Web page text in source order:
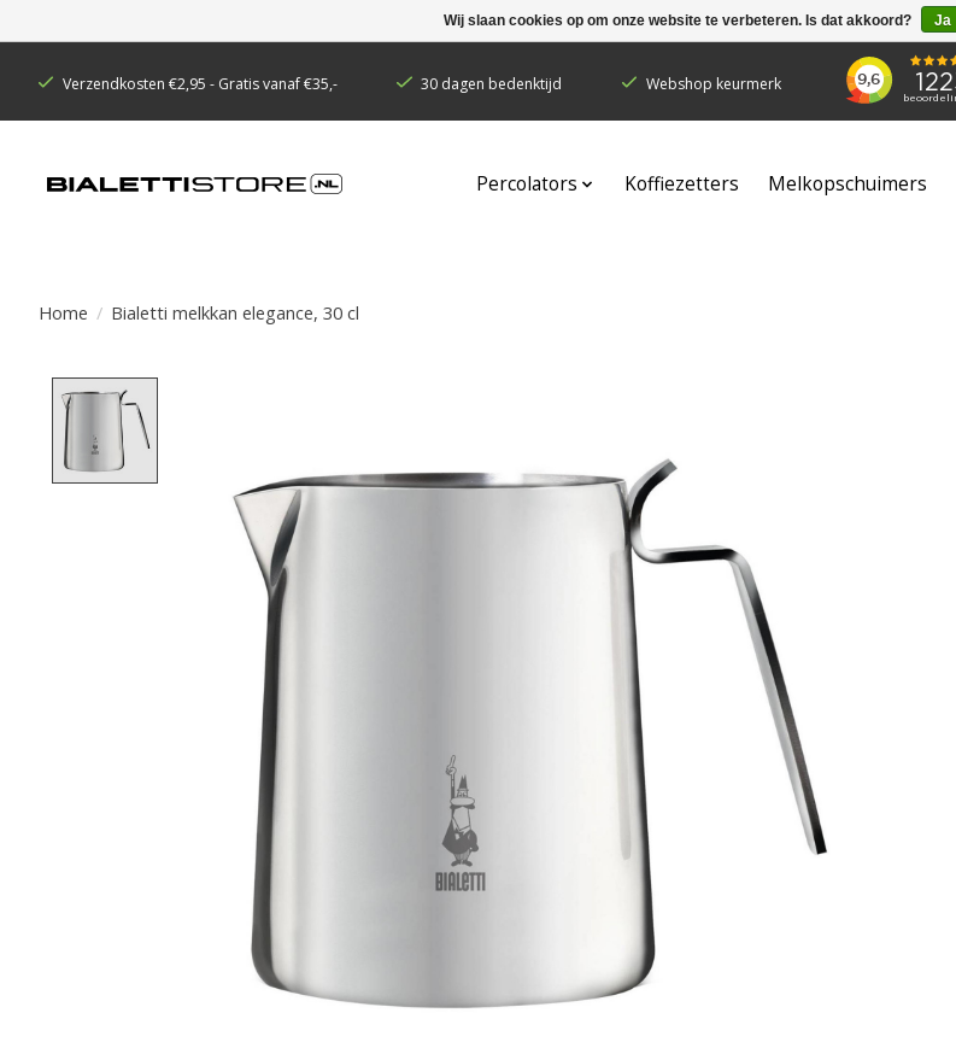
Verzendkosten €2,95 - Gratis vanaf €35,- 30 dagen bedenktijd Webshop keurmerk
Percolators Koffiezetters Melkopschuimers
Home / Bialetti melkkan elegance, 30 cl
Wij slaan cookies op om onze website te verbeteren. Is dat akkoord? Ja